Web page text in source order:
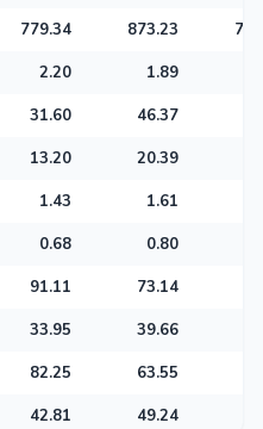
779.34 873.23
2.20 1.89
31.60 46.37
13.20 20.39
1.43 1.61
0.68 0.80
91.11 73.14
33.95 39.66
82.25 63.55
42.81 49.24